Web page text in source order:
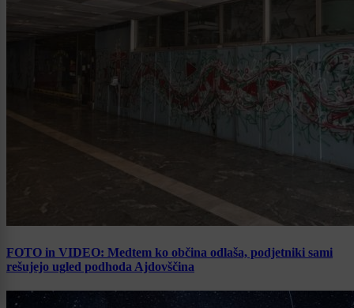
FOTO in VIDEO: Medtem ko občina odlaša, podjetniki sami
rešujejo ugled podhoda Ajdovščina